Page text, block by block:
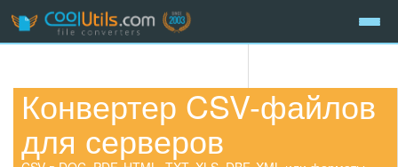
Конвертер CSV-файлов
для серверов